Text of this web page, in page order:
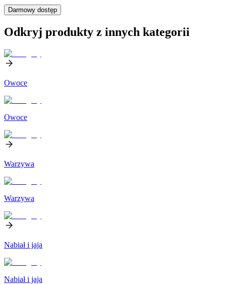
Darmowy dostęp
Odkryj produkty z innych kategorii
Owoce
Owoce
Warzywa
Warzywa
Nabiał i jaja
Nabiał i jaja